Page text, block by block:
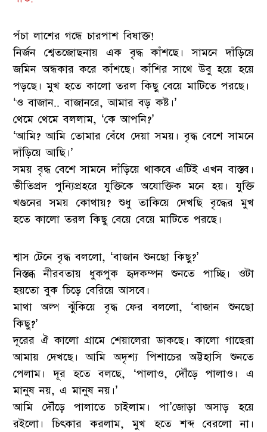
পঁচা লাশের গন্ধে চারপাশ বিষাক্ত!
নির্জন শ্বেতজোছনায় এক বৃদ্ধ কাঁশছে। সামনে দাঁড়িয়ে
জমিন অন্ধকার করে কাঁশছে। কাঁশির সাথে উবু হয়ে হয়ে
পড়ছে। মুখ হতে কালো তরল কিছু বেয়ে মাটিতে পরছে।
‘ও বাজান.. বাজানরে, আমার বড় কষ্ট।’
থেমে থেমে বললাম, ‘কে আপনি?’
‘আমি? আমি তোমার বেঁধে দেয়া সময়। বৃদ্ধ বেশে সামনে
দাঁড়িয়ে আছি।’
সময় বৃদ্ধ বেশে সামনে দাঁড়িয়ে থাকবে এটিই এখন বাস্তব।
ভীতিপ্রদ পুন্যিপ্রহরে যুক্তিকে অযোক্তিক মনে হয়। যুক্তি
খণ্ডনের সময় কোথায়? শুধু তাকিয়ে দেখছি বৃদ্ধের মুখ
হতে কালো তরল কিছু বেয়ে বেয়ে মাটিতে পরছে।
শ্বাস টেনে বৃদ্ধ বললো, ‘বাজান শুনছো কিছু?’
নিস্তব্ধ নীরবতায় ধুকপুক হৃদকম্পন শুনতে পাচ্ছি। ওটা
হয়তো বুক চিড়ে বেরিয়ে আসবে।
মাথা অল্প ঝুঁকিয়ে বৃদ্ধ ফের বললো, ‘বাজান শুনছো
কিছু?’
দূরের ঐ কালো গ্রামে শেয়ালেরা ডাকছে। কালো গাছেরা
আমায় দেখছে। আমি অদৃশ্য পিশাচের অট্টহাসি শুনতে
পেলাম। দূর হতে বলছে, ‘পালাও, দৌঁড়ে পালাও। এ
মানুষ নয়, এ মানুষ নয়।’
আমি দৌঁড়ে পালাতে চাইলাম। পা’জোড়া অসাড় হয়ে
রইলো। চিৎকার করলাম, মুখ হতে শব্দ বেরলো না।